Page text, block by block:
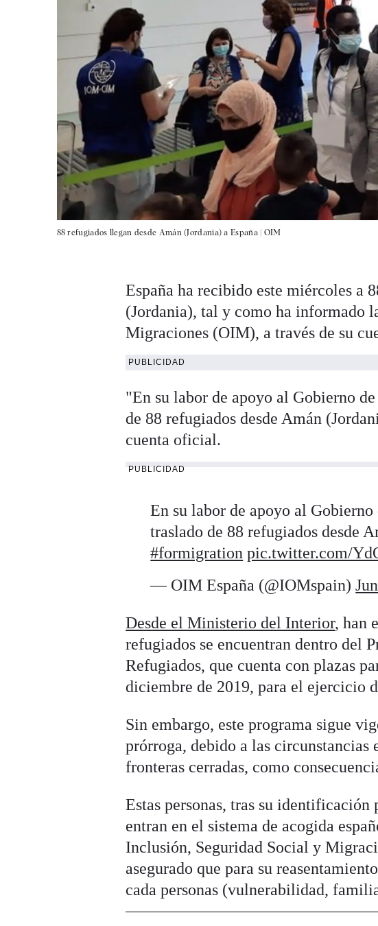
88 refugiados llegan desde Amán (Jordania) a España | OIM
España ha recibido este miércoles a
(Jordania), tal y como ha informado
Migraciones (OIM), a través de su
PUBLICIDAD
"En su labor de apoyo al Gobierno
de 88 refugiados desde Amán
cuenta oficial.
PUBLICIDAD
En su labor de apoyo al
traslado de 88 refugiados desde
#formigration pic.twitter.com/
— OIM España (@IOMspain)
Desde el Ministerio del Interior, han
refugiados se encuentran dentro del
Refugiados, que cuenta con plazas
diciembre de 2019, para el ejercicio
Sin embargo, este programa sigue
prórroga, debido a las circunstancias
fronteras cerradas, como
Estas personas, tras su
entran en el sistema de acogida
Inclusión, Seguridad Social y
asegurado que para su
cada personas (vulnerabilidad,